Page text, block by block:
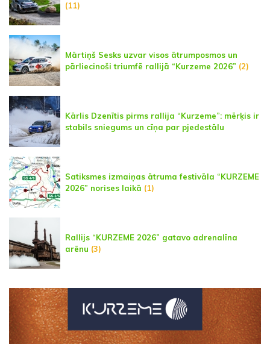
(11)
Mārtiņš Sesks uzvar visos ātrumposmos un
pārliecinoši triumfē rallijā “Kurzeme 2026” (2)
Kārlis Dzenītis pirms rallija “Kurzeme”: mērķis ir
stabils sniegums un cīņa par pjedestālu
Satiksmes izmaiņas ātruma festivāla “KURZEME
2026” norises laikā (1)
Rallijs “KURZEME 2026” gatavo adrenalīna
arēnu (3)